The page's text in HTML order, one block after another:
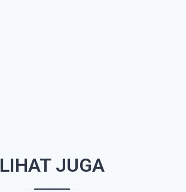
LIHAT JUGA